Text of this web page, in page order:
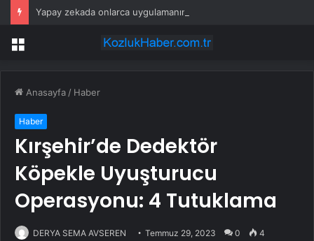
Menü
Anasayfa / Haber
Haber
Kırşehir’de Dedektör
Köpekle Uyuşturucu
Operasyonu: 4 Tutuklama
DERYA SEMA AVSEREN Temmuz 29, 2023 0 4